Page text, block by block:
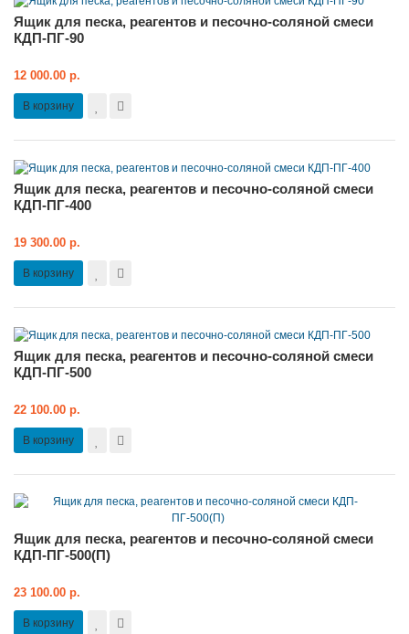
Ящик для песка, реагентов и песочно-соляной смеси
КДП-ПГ-90
12 000.00 р.
В корзину
Ящик для песка, реагентов и песочно-соляной смеси
КДП-ПГ-400
19 300.00 р.
В корзину
Ящик для песка, реагентов и песочно-соляной смеси
КДП-ПГ-500
22 100.00 р.
В корзину
Ящик для песка, реагентов и песочно-соляной смеси
КДП-ПГ-500(П)
23 100.00 р.
В корзину